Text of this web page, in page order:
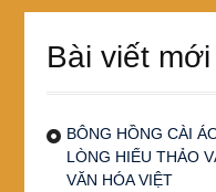
Bài viết mới
BÔNG HỒNG CÀI
LÒNG HIẾU THẢO
VĂN HÓA VIỆT